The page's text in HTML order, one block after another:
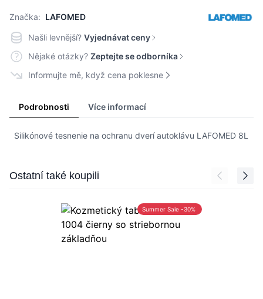
Značka: LAFOMED
Našli levnější? Vyjednávat ceny
Nějaké otázky? Zeptejte se odborníka
Informujte mě, když cena poklesne
Podrobnosti Více informací
Silikónové tesnenie na ochranu dverí autoklávu LAFOMED 8L
Press to skip carousel
Ostatní také koupili
Summer Sale -30%